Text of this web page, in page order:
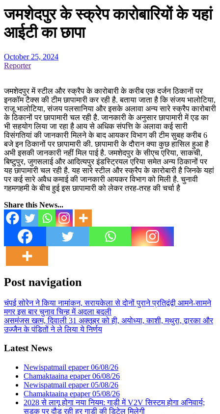
जमशेदपुर के स्क्रेप कारोबारियों के यहां
आईटी का छापा
October 25, 2024
Reporter
जमशेदपुर में स्टील और स्क्रैप के कारोबारी के करीब एक दर्जन ठिकानों पर
इनकॉम टैक्स की टीम छापामारी कर रही है. बताया जाता है कि संजय भालोटिया,
राजू भालोटिया, संजय पलसानिया और इसके अलावा अन्य सारे स्क्रैप कारोबारी
के ठिकानों पर छापामारी चल रही है. जानकारी के अनुसार छापामारी में एड का
भी सहयोग लिया जा रहा है आय से अधिक संपत्ति के अलावा कई सारी
विसंगतियां की जानकारी मिलने के बाद आयकर विभाग की टीम सुबह करीब 6
बजे इन ठिकानों पर छापामारी की. छापामारी के दौरान क्या कुछ हासिल हुआ है
अभी इसकी जानकारी नहीं मिल पाई है. जमशेदपुर के सीएच एरिया, साकची,
बिष्टुपुर, जुगसलाई और आदित्यपुर इंडस्ट्रियल एरिया समेत अन्य ठिकानों पर
यह छापामारी चल रही है. यह सारे स्टील और स्क्रैप के कारोबारी है जिनके यहां
पर कई सारे अवैध कमाई की जानकारी आयकर विभाग को मिली है. चुनावी
गहमगहमी के बीच हुई इस छापामारी को लेकर तरह-तरह की चर्चा है
Share this News...
Post navigation
चंपई सोरेन ने किया नामांकन, सरायकेला से दोनों पुराने प्रतिद्वंद्वी आमने-सामने
मगर इस बार चुनाव चिन्ह में अदला बदली
असमंजस खत्म, दिवाली 31 अक्तूबर को ही, अयोध्या, काशी, मथुरा, द्वारका और
उज्जैन के पंडितों ने ले लिया ये निर्णय
Latest News
Newispatmail epaper 06/08/26
Chamaktaaina epaper 06/08/26
Newispatmail epaper 05/08/26
Chamaktaaina epaper 05/08/26
2028 से लागू होगा नया नियम: गाड़ी में V2V सिस्टम होगा अनिवार्य;
सड़क पर दौड़ रही हर गाड़ी की डिटेल मिलेगी